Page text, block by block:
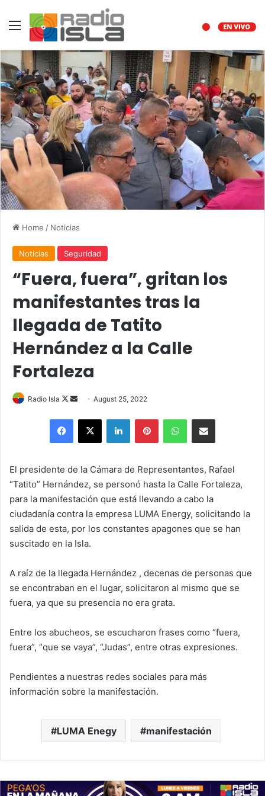
Menu
Home / Noticias
Noticias Seguridad
“Fuera, fuera”, gritan los
manifestantes tras la
llegada de Tatito
Hernández a la Calle
Fortaleza
Radio Isla
Follow
Send
email
August 25, 2022
Facebook
X LinkedInPinterestWhatsAppShare via Email
El presidente de la Cámara de Representantes, Rafael
“Tatito” Hernández, se personó hasta la Calle Fortaleza,
para la manifestación que está llevando a cabo la
ciudadanía contra la empresa LUMA Energy, solicitando la
salida de esta, por los constantes apagones que se han
suscitado en la Isla.
A raíz de la llegada Hernández , decenas de personas que
se encontraban en el lugar, solicitaron al mismo que se
fuera, ya que su presencia no era grata.
Entre los abucheos, se escucharon frases como “fuera,
fuera”, “que se vaya”, “Judas”, entre otras expresiones.
Pendientes a nuestras redes sociales para más
información sobre la manifestación.
LUMA Enegy manifestación